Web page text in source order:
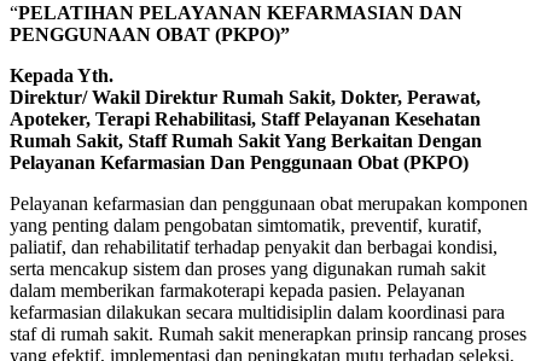
“PELATIHAN PELAYANAN KEFARMASIAN DAN
PENGGUNAAN OBAT (PKPO)”
Kepada Yth.
Direktur/ Wakil Direktur Rumah Sakit, Dokter, Perawat,
Apoteker, Terapi Rehabilitasi, Staff Pelayanan Kesehatan
Rumah Sakit, Staff Rumah Sakit Yang Berkaitan Dengan
Pelayanan Kefarmasian Dan Penggunaan Obat (PKPO)
Pelayanan kefarmasian dan penggunaan obat merupakan komponen
yang penting dalam pengobatan simtomatik, preventif, kuratif,
paliatif, dan rehabilitatif terhadap penyakit dan berbagai kondisi,
serta mencakup sistem dan proses yang digunakan rumah sakit
dalam memberikan farmakoterapi kepada pasien. Pelayanan
kefarmasian dilakukan secara multidisiplin dalam koordinasi para
staf di rumah sakit. Rumah sakit menerapkan prinsip rancang proses
yang efektif, implementasi dan peningkatan mutu terhadap seleksi,